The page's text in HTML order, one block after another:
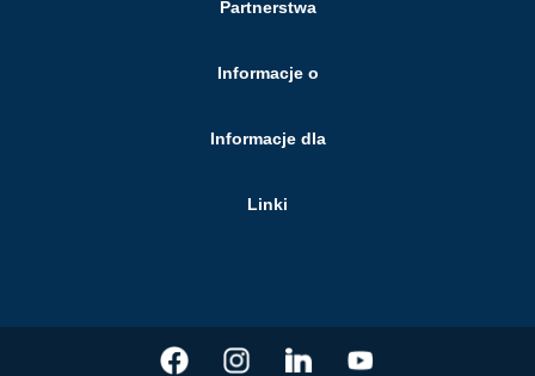
Partnerstwa
Informacje o
Informacje dla
Linki